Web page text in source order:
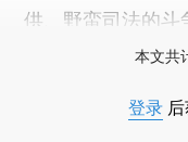
供、野蛮司法的斗
本文共
登录